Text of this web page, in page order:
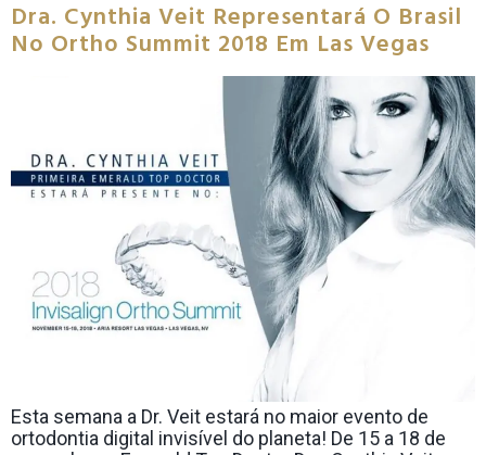
Dra. Cynthia Veit Representará O Brasil
No Ortho Summit 2018 Em Las Vegas
Esta semana a Dr. Veit estará no maior evento de
ortodontia digital invisível do planeta! De 15 a 18 de